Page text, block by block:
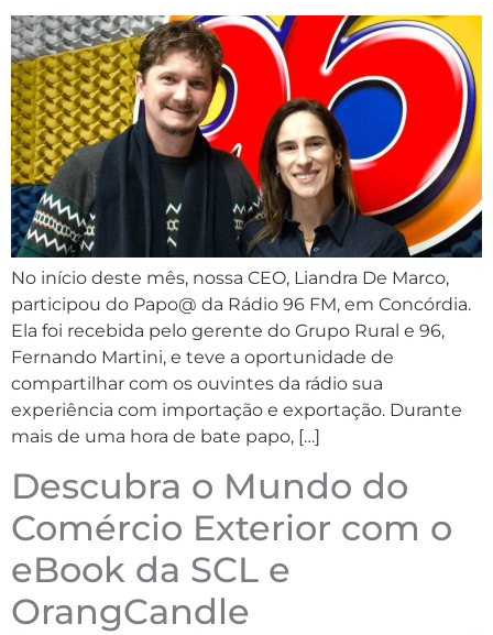
No início deste mês, nossa CEO, Liandra De Marco,
participou do Papo@ da Rádio 96 FM, em Concórdia.
Ela foi recebida pelo gerente do Grupo Rural e 96,
Fernando Martini, e teve a oportunidade de
compartilhar com os ouvintes da rádio sua
experiência com importação e exportação. Durante
mais de uma hora de bate papo, […]
Descubra o Mundo do
Comércio Exterior com o
eBook da SCL e
OrangCandle